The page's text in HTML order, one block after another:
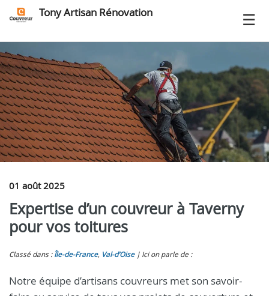
Tony Artisan Rénovation
01 août 2025
Expertise d’un couvreur à Taverny
pour vos toitures
Classé dans : Île-de-France, Val-d’Oise Ici on parle de :
Notre équipe d’artisans couvreurs met son savoir-